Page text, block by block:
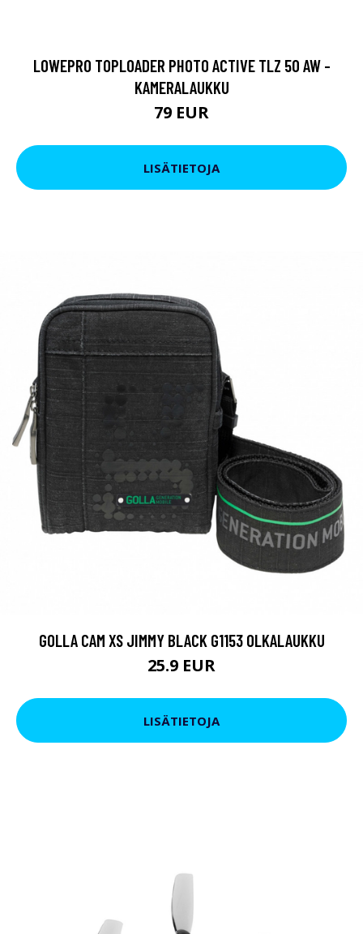
LOWEPRO TOPLOADER PHOTO ACTIVE TLZ 50 AW -
KAMERALAUKKU
79 EUR
LISÄTIETOJA
GOLLA CAM XS JIMMY BLACK G1153 OLKALAUKKU
25.9 EUR
LISÄTIETOJA